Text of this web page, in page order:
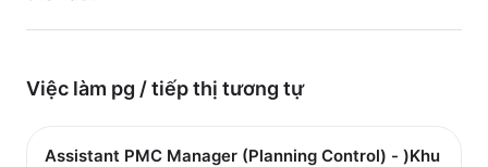
Việc làm pg / tiếp thị tương tự
Assistant PMC Manager (Planning Control) - )Khu